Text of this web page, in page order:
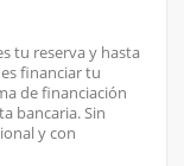
tu reserva y hasta
financiar tu
de financiación
bancaria. Sin
y con